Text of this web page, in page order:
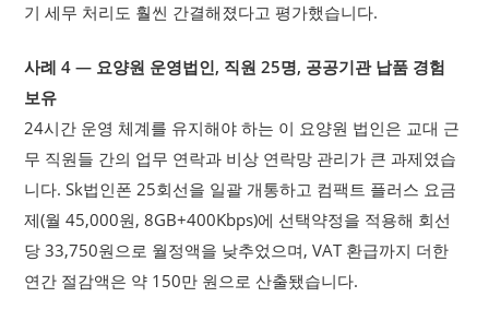
기 세무 처리도 훨씬 간결해졌다고 평가했습니다.
사례 4 — 요양원 운영법인, 직원 25명, 공공기관 납품 경험
보유
24시간 운영 체계를 유지해야 하는 이 요양원 법인은 교대 근
무 직원들 간의 업무 연락과 비상 연락망 관리가 큰 과제였습
니다. Sk법인폰 25회선을 일괄 개통하고 컴팩트 플러스 요금
제(월 45,000원, 8GB+400Kbps)에 선택약정을 적용해 회선
당 33,750원으로 월정액을 낮추었으며, VAT 환급까지 더한
연간 절감액은 약 150만 원으로 산출됐습니다.